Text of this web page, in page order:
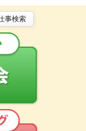
事検索